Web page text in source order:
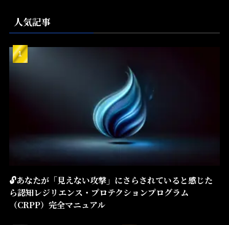
人気記事
🔓あなたが「見えない攻撃」にさらされていると感じた
ら――認知レジリエンス・プロテクションプログラム
（CRPP）――完全マニュアル